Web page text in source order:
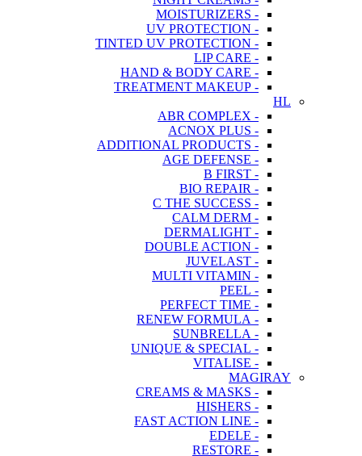
- MOISTURIZERS
- UV PROTECTION
- TINTED UV PROTECTION
- LIP CARE
- HAND & BODY CARE
- TREATMENT MAKEUP
HL
- ABR COMPLEX
- ACNOX PLUS
- ADDITIONAL PRODUCTS
- AGE DEFENSE
- B FIRST
- BIO REPAIR
- C THE SUCCESS
- CALM DERM
- DERMALIGHT
- DOUBLE ACTION
- JUVELAST
- MULTI VITAMIN
- PEEL
- PERFECT TIME
- RENEW FORMULA
- SUNBRELLA
- UNIQUE & SPECIAL
- VITALISE
MAGIRAY
- CREAMS & MASKS
- HISHERS
- FAST ACTION LINE
- EDELE
- RESTORE